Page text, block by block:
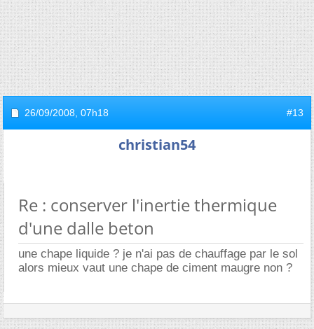
26/09/2008, 07h18 #13
christian54
Re : conserver l'inertie thermique
d'une dalle beton
une chape liquide ? je n'ai pas de chauffage par le sol
alors mieux vaut une chape de ciment maugre non ?